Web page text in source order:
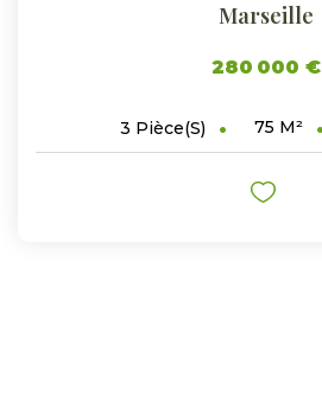
Marseille
280 000 €
3 Pièce(s) 75 M²